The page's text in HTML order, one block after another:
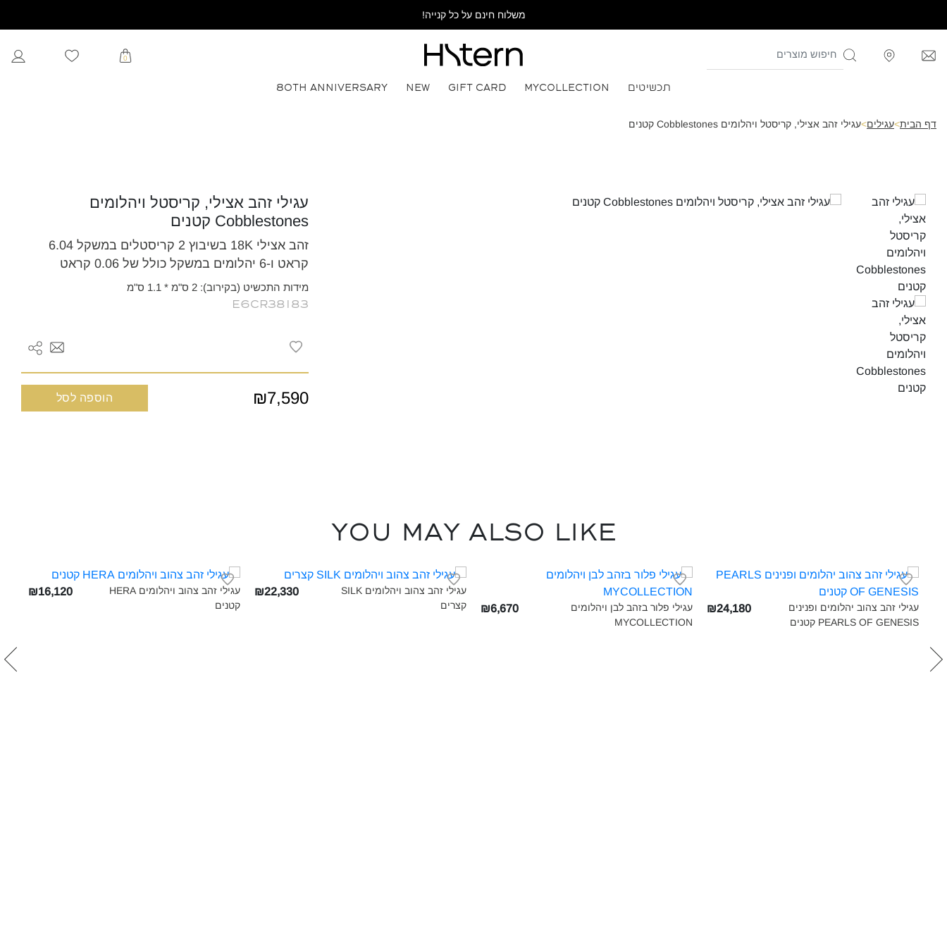
משלוח חינם על כל קנייה!
0
תכשיטים MYCOLLECTION
GIFT CARD
NEW
80TH ANNIVERSARY
דף הבית>עגילים>עגילי זהב אצילי, קריסטל ויהלומים Cobblestones קטנים
עגילי זהב אצילי, קריסטל ויהלומים
Cobblestones קטנים
זהב אצילי 18K בשיבוץ 2 קריסטלים במשקל 6.04
קראט ו-6 יהלומים במשקל כולל של 0.06 קראט
מידות התכשיט (בקירוב): 2 ס"מ * 1.1 ס"מ
E6CR38183
₪7,590 הוספה לסל
You may also like
עגילי זהב צהוב יהלומים ופנינים
PEARLS OF GENESIS קטנים‎
₪24,180
עגילי פלור בזהב לבן ויהלומים
MYCOLLECTION‎
₪6,670
עגילי זהב צהוב ויהלומים SILK
קצרים‎
₪22,330
עגילי זהב צהוב ויהלומים HERA
קטנים‎
₪16,120